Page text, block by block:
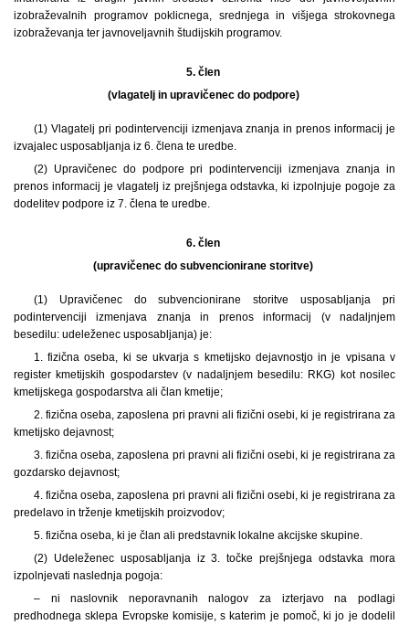
izobraževalnih programov poklicnega, srednjega in višjega strokovnega
izobraževanja ter javnoveljavnih študijskih programov.
5. člen
(vlagatelj in upravičenec do podpore)
(1) Vlagatelj pri podintervenciji izmenjava znanja in prenos informacij je
izvajalec usposabljanja iz 6. člena te uredbe.
(2) Upravičenec do podpore pri podintervenciji izmenjava znanja in
prenos informacij je vlagatelj iz prejšnjega odstavka, ki izpolnjuje pogoje za
dodelitev podpore iz 7. člena te uredbe.
6. člen
(upravičenec do subvencionirane storitve)
(1) Upravičenec do subvencionirane storitve usposabljanja pri
podintervenciji izmenjava znanja in prenos informacij (v nadaljnjem
besedilu: udeleženec usposabljanja) je:
1. fizična oseba, ki se ukvarja s kmetijsko dejavnostjo in je vpisana v
register kmetijskih gospodarstev (v nadaljnjem besedilu: RKG) kot nosilec
kmetijskega gospodarstva ali član kmetije;
2. fizična oseba, zaposlena pri pravni ali fizični osebi, ki je registrirana za
kmetijsko dejavnost;
3. fizična oseba, zaposlena pri pravni ali fizični osebi, ki je registrirana za
gozdarsko dejavnost;
4. fizična oseba, zaposlena pri pravni ali fizični osebi, ki je registrirana za
predelavo in trženje kmetijskih proizvodov;
5. fizična oseba, ki je član ali predstavnik lokalne akcijske skupine.
(2) Udeleženec usposabljanja iz 3. točke prejšnjega odstavka mora
izpolnjevati naslednja pogoja:
– ni naslovnik neporavnanih nalogov za izterjavo na podlagi
predhodnega sklepa Evropske komisije, s katerim je pomoč, ki jo je dodelil